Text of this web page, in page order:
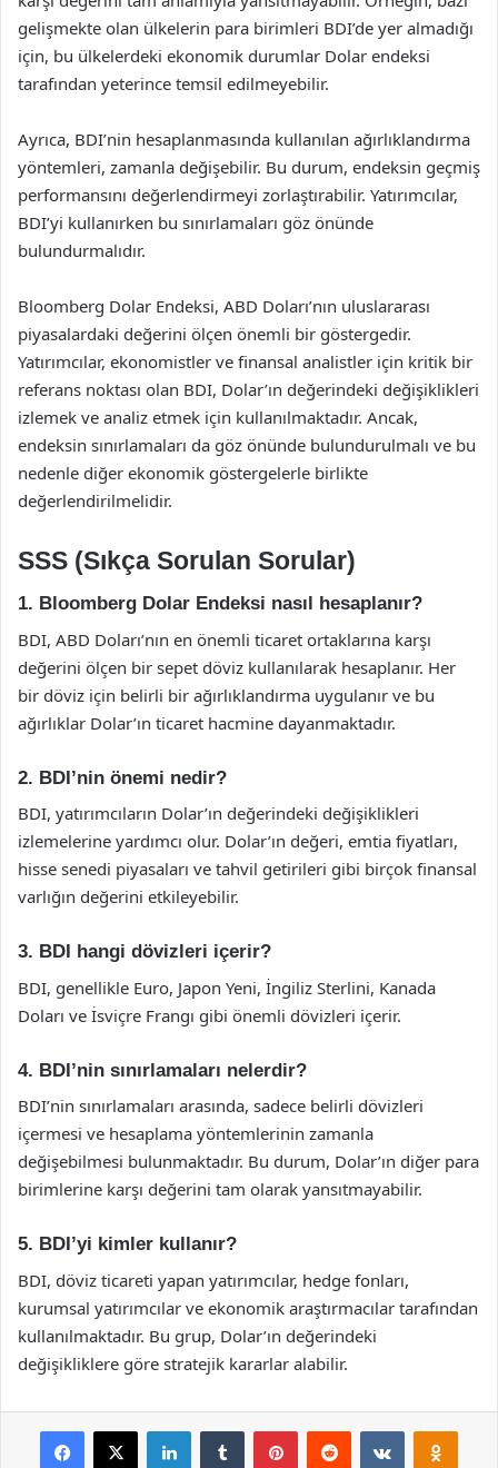
gelişmekte olan ülkelerin para birimleri BDI’de yer almadığı
için, bu ülkelerdeki ekonomik durumlar Dolar endeksi
tarafından yeterince temsil edilmeyebilir.
Ayrıca, BDI’nin hesaplanmasında kullanılan ağırlıklandırma
yöntemleri, zamanla değişebilir. Bu durum, endeksin geçmiş
performansını değerlendirmeyi zorlaştırabilir. Yatırımcılar,
BDI’yi kullanırken bu sınırlamaları göz önünde
bulundurmalıdır.
Bloomberg Dolar Endeksi, ABD Doları’nın uluslararası
piyasalardaki değerini ölçen önemli bir göstergedir.
Yatırımcılar, ekonomistler ve finansal analistler için kritik bir
referans noktası olan BDI, Dolar’ın değerindeki değişiklikleri
izlemek ve analiz etmek için kullanılmaktadır. Ancak,
endeksin sınırlamaları da göz önünde bulundurulmalı ve bu
nedenle diğer ekonomik göstergelerle birlikte
değerlendirilmelidir.
SSS (Sıkça Sorulan Sorular)
1. Bloomberg Dolar Endeksi nasıl hesaplanır?
BDI, ABD Doları’nın en önemli ticaret ortaklarına karşı
değerini ölçen bir sepet döviz kullanılarak hesaplanır. Her
bir döviz için belirli bir ağırlıklandırma uygulanır ve bu
ağırlıklar Dolar’ın ticaret hacmine dayanmaktadır.
2. BDI’nin önemi nedir?
BDI, yatırımcıların Dolar’ın değerindeki değişiklikleri
izlemelerine yardımcı olur. Dolar’ın değeri, emtia fiyatları,
hisse senedi piyasaları ve tahvil getirileri gibi birçok finansal
varlığın değerini etkileyebilir.
3. BDI hangi dövizleri içerir?
BDI, genellikle Euro, Japon Yeni, İngiliz Sterlini, Kanada
Doları ve İsviçre Frangı gibi önemli dövizleri içerir.
4. BDI’nin sınırlamaları nelerdir?
BDI’nin sınırlamaları arasında, sadece belirli dövizleri
içermesi ve hesaplama yöntemlerinin zamanla
değişebilmesi bulunmaktadır. Bu durum, Dolar’ın diğer para
birimlerine karşı değerini tam olarak yansıtmayabilir.
5. BDI’yi kimler kullanır?
BDI, döviz ticareti yapan yatırımcılar, hedge fonları,
kurumsal yatırımcılar ve ekonomik araştırmacılar tarafından
kullanılmaktadır. Bu grup, Dolar’ın değerindeki
değişikliklere göre stratejik kararlar alabilir.
Facebook
X LinkedInTumblr PinterestReddit VKontakte